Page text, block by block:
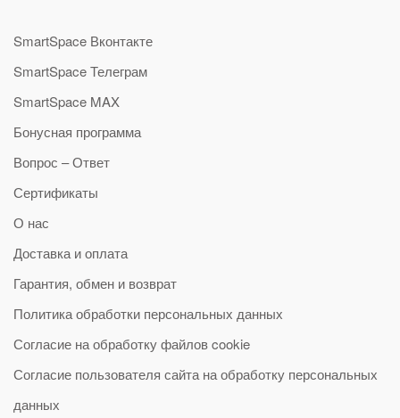
SmartSpace Вконтакте
SmartSpace Телеграм
SmartSpace MAX
Бонусная программа
Вопрос – Ответ
Сертификаты
О нас
Доставка и оплата
Гарантия, обмен и возврат
Политика обработки персональных данных
Согласие на обработку файлов cookie
Согласие пользователя сайта на обработку персональных
данных